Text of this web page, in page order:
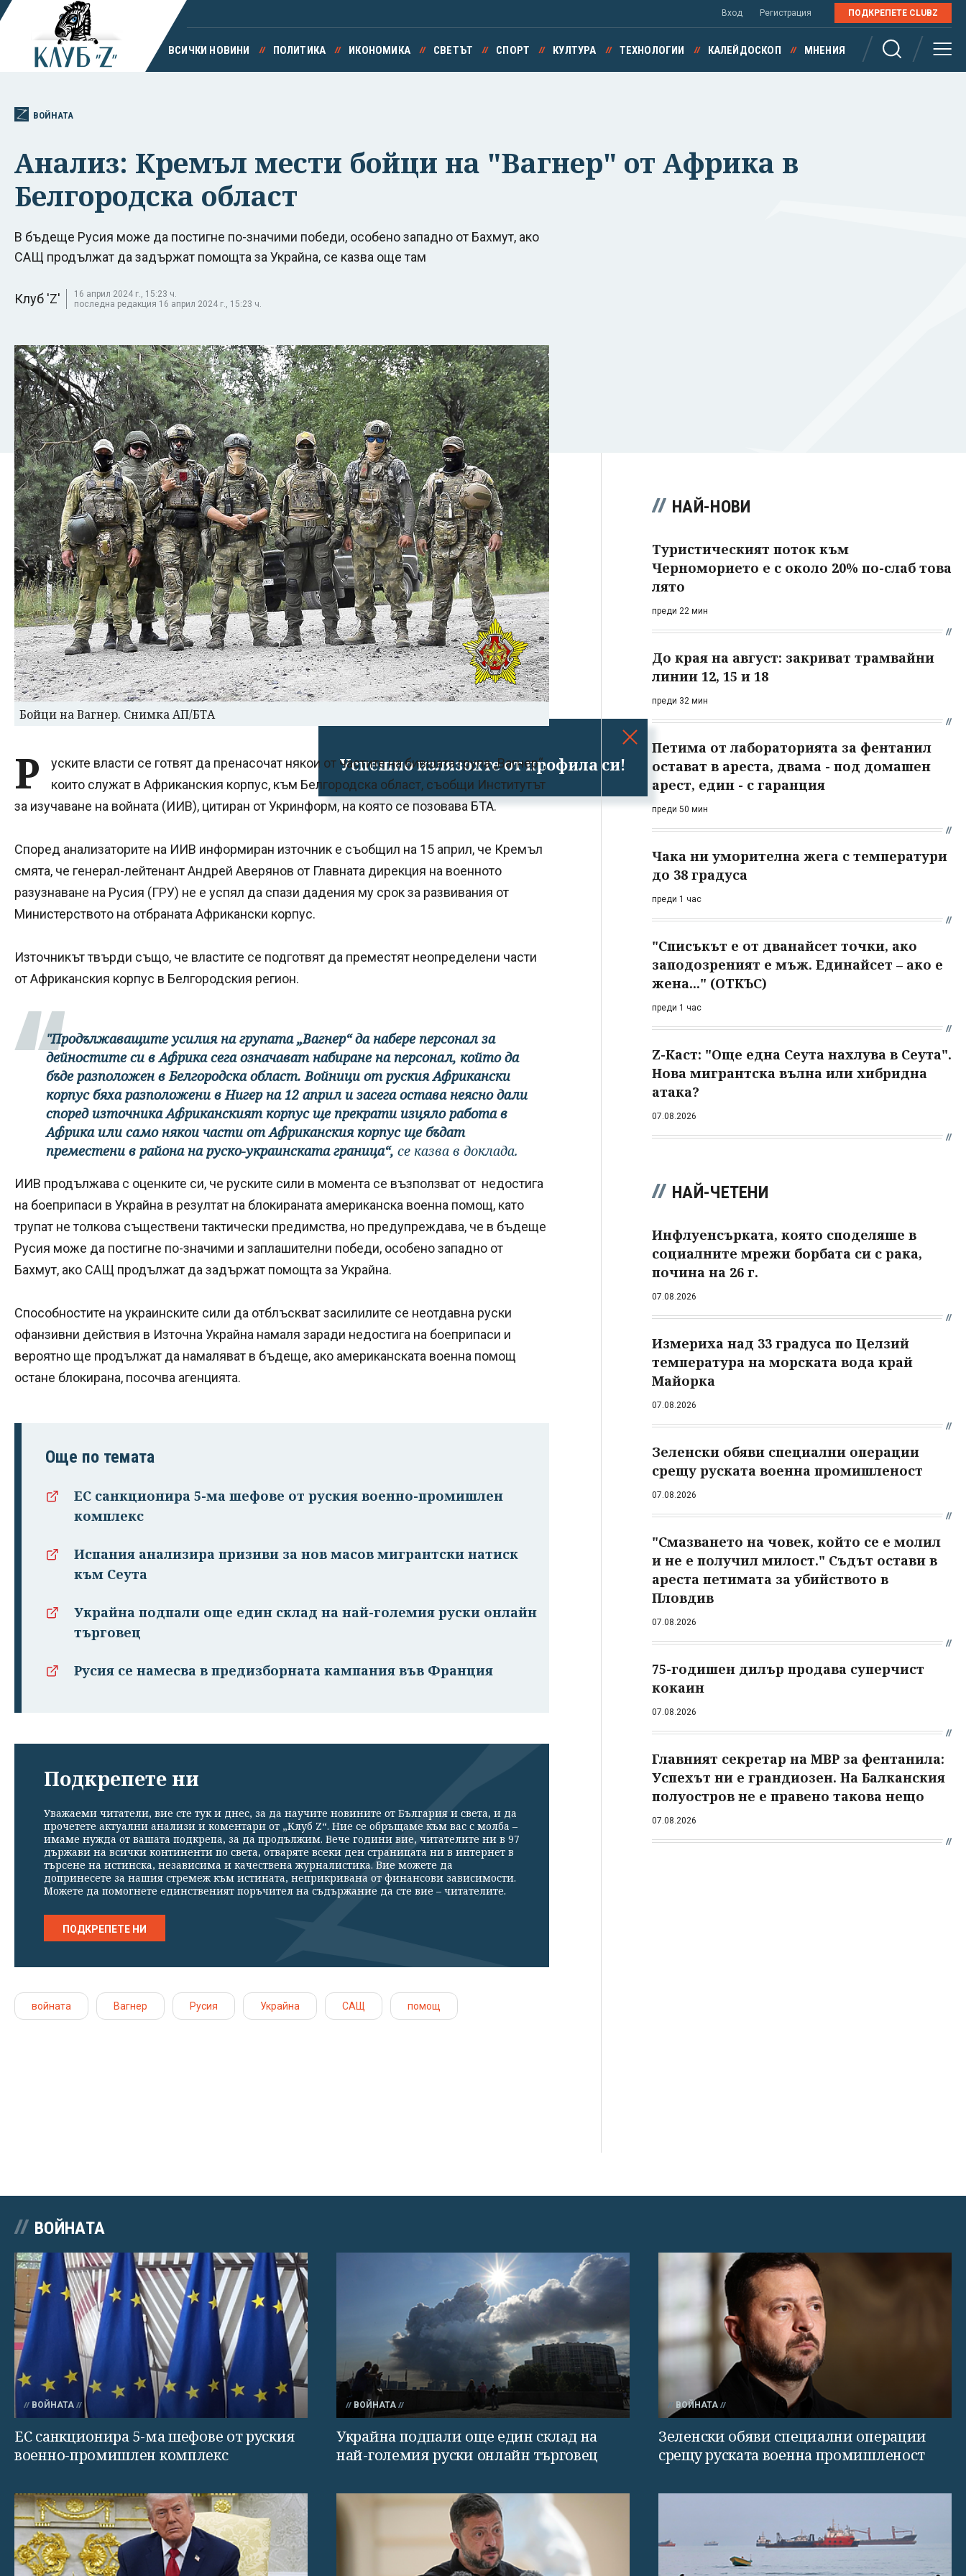
Успешно излязохте от профила си!
Вход Регистрация ПОДКРЕПЕТЕ CLUBZ
ВСИЧКИ НОВИНИ ПОЛИТИКА ИКОНОМИКА СВЕТЪТ СПОРТ КУЛТУРА ТЕХНОЛОГИИ КАЛЕЙДОСКОП МНЕНИЯ
ВОЙНАТА
Анализ: Кремъл мести бойци на "Вагнер" от Африка в
Белгородска област
В бъдеще Русия може да постигне по-значими победи, особено западно от Бахмут, ако
САЩ продължат да задържат помощта за Украйна, се казва още там
Клуб 'Z'
16 април 2024 г., 15:23 ч.
последна редакция 16 април 2024 г., 15:23 ч.
Бойци на Вагнер. Снимка АП/БТА
Р
уските власти се готвят да пренасочат някои от частите на бившата група „Вагнер“,
които служат в Африканския корпус, към Белгородска област, съобщи Институтът
за изучаване на войната (ИИВ), цитиран от Укринформ, на която се позовава БТА.
Според анализаторите на ИИВ информиран източник е съобщил на 15 април, че Кремъл
смята, че генерал-лейтенант Андрей Аверянов от Главната дирекция на военното
разузнаване на Русия (ГРУ) не е успял да спази дадения му срок за развивания от
Министерството на отбраната Африкански корпус.
Източникът твърди също, че властите се подготвят да преместят неопределени части
от Африканския корпус в Белгородския регион.
"Продължаващите усилия на групата „Вагнер“ да набере персонал за
дейностите си в Африка сега означават набиране на персонал, който да
бъде разположен в Белгородска област. Войници от руския Африкански
корпус бяха разположени в Нигер на 12 април и засега остава неясно дали
според източника Африканският корпус ще прекрати изцяло работа в
Африка или само някои части от Африканския корпус ще бъдат
преместени в района на руско-украинската граница“, се казва в доклада.
ИИВ продължава с оценките си, че руските сили в момента се възползват от недостига
на боеприпаси в Украйна в резултат на блокираната американска военна помощ, като
трупат не толкова съществени тактически предимства, но предупреждава, че в бъдеще
Русия може да постигне по-значими и заплашителни победи, особено западно от
Бахмут, ако САЩ продължат да задържат помощта за Украйна.
Способностите на украинските сили да отблъскват засилилите се неотдавна руски
офанзивни действия в Източна Украйна намаля заради недостига на боеприпаси и
вероятно ще продължат да намаляват в бъдеще, ако американската военна помощ
остане блокирана, посочва агенцията.
Още по темата
ЕС санкционира 5-ма шефове от руския военно-промишлен
комплекс
Испания анализира призиви за нов масов мигрантски натиск
към Сеута
Украйна подпали още един склад на най-големия руски онлайн
търговец
Русия се намесва в предизборната кампания във Франция
Подкрепете ни
Уважаеми читатели, вие сте тук и днес, за да научите новините от България и света, и да
прочетете актуални анализи и коментари от „Клуб Z“. Ние се обръщаме към вас с молба –
имаме нужда от вашата подкрепа, за да продължим. Вече години вие, читателите ни в 97
държави на всички континенти по света, отваряте всеки ден страницата ни в интернет в
търсене на истинска, независима и качествена журналистика. Вие можете да
допринесете за нашия стремеж към истината, неприкривана от финансови зависимости.
Можете да помогнете единственият поръчител на съдържание да сте вие – читателите.
ПОДКРЕПЕТЕ НИ
войната Вагнер Русия Украйна САЩ помощ
НАЙ-НОВИ
Туристическият поток към
Черноморието е с около 20% по-слаб това
лято
преди 22 мин
До края на август: закриват трамвайни
линии 12, 15 и 18
преди 32 мин
Петима от лабораторията за фентанил
остават в ареста, двама - под домашен
арест, един - с гаранция
преди 50 мин
Чака ни уморителна жега с температури
до 38 градуса
преди 1 час
"Списъкът е от дванайсет точки, ако
заподозреният е мъж. Единайсет – ако е
жена..." (ОТКЪС)
преди 1 час
Z-Каст: "Още една Сеута нахлува в Сеута".
Нова мигрантска вълна или хибридна
атака?
07.08.2026
НАЙ-ЧЕТЕНИ
Инфлуенсърката, която споделяше в
социалните мрежи борбата си с рака,
почина на 26 г.
07.08.2026
Измериха над 33 градуса по Целзий
температура на морската вода край
Майорка
07.08.2026
Зеленски обяви специални операции
срещу руската военна промишленост
07.08.2026
"Смазването на човек, който се е молил
и не е получил милост." Съдът остави в
ареста петимата за убийството в
Пловдив
07.08.2026
75-годишен дилър продава суперчист
кокаин
07.08.2026
Главният секретар на МВР за фентанила:
Успехът ни е грандиозен. На Балканския
полуостров не е правено такова нещо
07.08.2026
ВОЙНАТА
ВОЙНАТА
ЕС санкционира 5-ма шефове от руския
военно-промишлен комплекс
ВОЙНАТА
Украйна подпали още един склад на
най-големия руски онлайн търговец
ВОЙНАТА
Зеленски обяви специални операции
срещу руската военна промишленост